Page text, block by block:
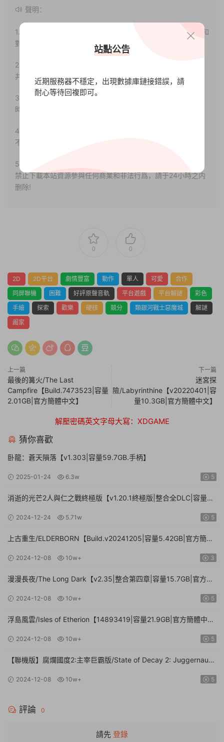
聲明：
1.本站部分内容轉載自其它媒體，但并不代表本站贊同其觀點和
對其真實性負責。
2.若您需要商業運營或用于其他商業活動，請您購買正版授權
并合法使用。
3.如果本站有侵犯、不妥之處的資源，請聯系我們。将會第一
時間解決！
4.本站部分内容均由互聯網收集整理，僅供大家參考、學習，
不存在任何商業目的與商業用途。
5.本站提供的所有資源僅供參考學習使用，版權歸原著所有，
禁止下載本站資源參與任何商業和非法行爲，請于24小時之内
删除!
0 0
2D 2D平台 劇情豐富 動作 單人 可愛
合作
同屏聯機
困難 好評原聲音軌 平台遊戲 平台解謎
彩色
手繪
探索 歡樂 硬核 競分 類銀河戰士惡魔城
解謎
阖家
上一篇
最後的篝火/The Last
Campfire【Build.7473523|容量
2.01GB|官方簡體中文】
下一篇
迷宮探
險/Labyrinthine【v20220401|容
量10.3GB|官方簡體中文】
解壓密碼英文字母大寫：XDGAME
猜你喜歡
卧龍：蒼天隕落【v1.303|容量59.7GB.手柄】
2025-01-24 6.3w 5
消逝的光芒2人與仁之戰終極版【v1.20.1終極版|整合全DLC|容量
2024-12-24 5.71w 5
上古重生/ELDERBORN【Build.v20241205|容量5.42GB|官方簡體
2024-12-08 10w+ 3
漫漫長夜/The Long Dark【v2.35|整合第四章|容量15.7GB|官方簡
2024-12-08 10w+ 5
浮島風雲/Isles of Etherion【14893419|容量21.9GB|官方簡體中
2024-12-08 10w+ 5
【聯機版】腐爛國度2:主宰巨霸版/State of Decay 2: Juggernaut
2024-12-08 10w+ 5
評論 0
請先 登錄
站點公告
近期服務器不穩定，出現數據庫鏈接錯誤，請
耐心等待回複即可。